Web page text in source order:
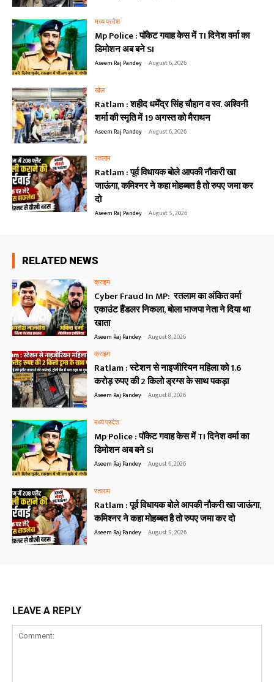
मध्य प्रदेश
Mp Police : पॉकेट गवाह केस में TI दिनेश वर्मा का
डिमोशन अब बने SI
Aseem Raj Pandey - August 6, 2026
खेल
Ratlam : शहीद धर्मेंद्र सिंह चौहान व स्व. अश्विनी
शर्मा की स्मृति में 19 अगस्त को मैराथन
Aseem Raj Pandey - August 6, 2026
रतलाम
Ratlam : पूर्व विधायक बोले आपकी नौकरी खा
जाऊंगा, कमिश्नर ने कहा मोहब्बत है तो रुपए जमा कर
दो
Aseem Raj Pandey - August 5, 2026
RELATED NEWS
क्राइम
Cyber Fraud In MP: रतलाम का अंकित वर्मा
एकाउंट हैंडलर निकला, बोला भाजपा नेता ने दिया था
खाता
Aseem Raj Pandey - August 8, 2026
क्राइम
Ratlam : स्टेशन से नाइजीरियन महिला को 1.6
करोड़ रुपए की 2 किलो ड्रग्स के साथ पकड़ा
Aseem Raj Pandey - August 8, 2026
मध्य प्रदेश
Mp Police : पॉकेट गवाह केस में TI दिनेश वर्मा का
डिमोशन अब बने SI
Aseem Raj Pandey - August 6, 2026
रतलाम
Ratlam : पूर्व विधायक बोले आपकी नौकरी खा जाऊंगा,
कमिश्नर ने कहा मोहब्बत है तो रुपए जमा कर दो
Aseem Raj Pandey - August 5, 2026
LEAVE A REPLY